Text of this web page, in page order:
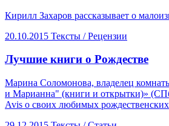
Кирилл Захаров рассказывает о
20.10.2015 Тексты /Рецензии
​Лучшие книги о Рождестве
Марина Соломонова, владелец
и Марианна" (книги и открытки)»
Avis о своих любимых